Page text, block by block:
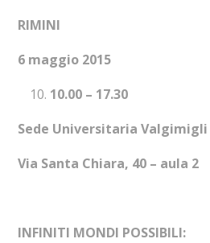
RIMINI
6 maggio 2015
10.00 – 17.30
Sede Universitaria Valgimigli
Via Santa Chiara, 40 – aula 2
INFINITI MONDI POSSIBILI: